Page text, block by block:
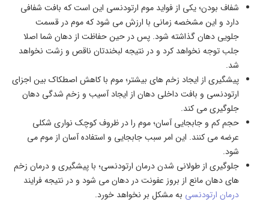
شفاف بودن؛ یکی از فواید موم ارتودنسی این است که بافت شفافی
دارد و این مشخصه زمانی با ارزش می شود که موم در قسمت
جلویی دهان گذاشته شود. پس در حین حفاظت از دهان شما اصلا
جلب توجه نخواهد کرد و در نتیجه لبخندتان ناقص و زشت نخواهد
شد.
پیشگیری از ایجاد زخم های بیشتر؛ موم با کاهش اصطکاک بین اجزای
ارتودنسی و بافت داخلی دهان از ایجاد آسیب و زخم شدگی دهان
جلوگیری می کند.
حجم کم و جابجایی آسان؛ موم را در ظروف کوچک نواری شکلی
عرضه می کنند. این امر سبب جابجایی و استفاده آسان از موم می
شود.
جلوگیری از طولانی شدن درمان ارتودنسی؛ با پیشگیری و درمان زخم
های دهان مانع از بروز عفونت در دهان می شود و در نتیجه فرایند
درمان ارتودنسی به مشکل بر نخواهد خورد.